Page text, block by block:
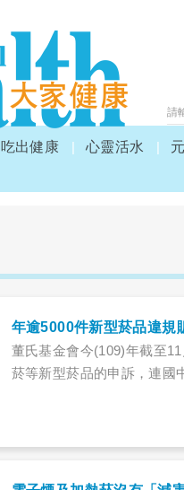
吃出健康 心靈活水
董氏基金會今(109)年截至
菸等新型菸品的申訴，連國